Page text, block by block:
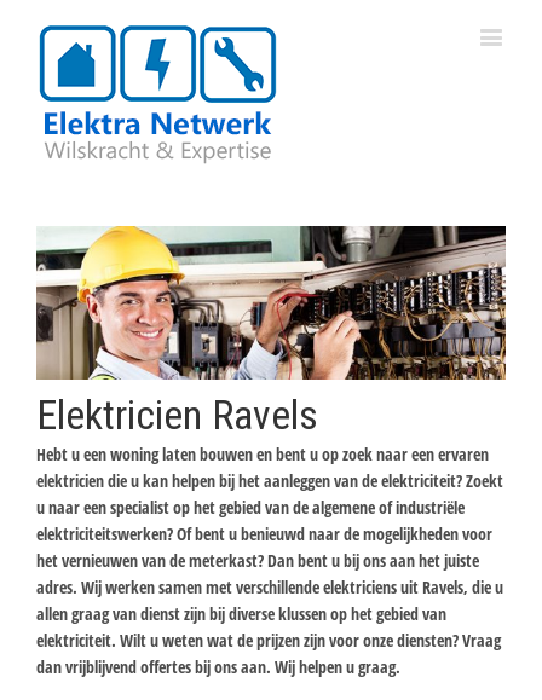
Elektricien Ravels
Hebt u een woning laten bouwen en bent u op zoek naar een ervaren
elektricien die u kan helpen bij het aanleggen van de elektriciteit? Zoekt
u naar een specialist op het gebied van de algemene of industriële
elektriciteitswerken? Of bent u benieuwd naar de mogelijkheden voor
het vernieuwen van de meterkast? Dan bent u bij ons aan het juiste
adres. Wij werken samen met verschillende elektriciens uit Ravels, die u
allen graag van dienst zijn bij diverse klussen op het gebied van
elektriciteit. Wilt u weten wat de prijzen zijn voor onze diensten? Vraag
dan vrijblijvend offertes bij ons aan. Wij helpen u graag.